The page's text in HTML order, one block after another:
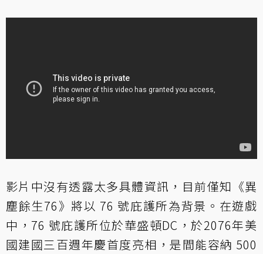
影片中沒有透露太多具體資訊，目前僅知《異
塵餘生76》將以 76 號庇護所為背景。在遊戲
中，76 號庇護所位於華盛頓DC，於2076年美
國建國三百週年慶首度亮相，是間能容納 500